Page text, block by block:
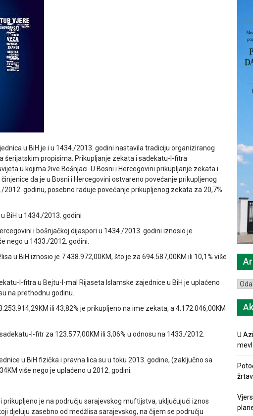
u BiH je i u 1434./2013. godini nastavila tradiciju organiziranog
propisima. Prikupljanje zekata i sadekatu-l-fitra
u kojima žive Bošnjaci. U Bosni i Hercegovini prikupljanje zekata i
da je u Bosni i Hercegovini ostvareno povećanje prikupljenog
godinu, posebno raduje povećanje prikupljenog zekata za 20,7%
BiH u 1434./2013. godini
i bošnjačkoj dijaspori u 1434./2013. godini iznosio je
nego u 1433./2012. godini.
u BiH iznosio je 7.438.972,00KM, što je za 694.587,00KM ili 10,1% više
l-fitra u Bejtu-l-mal Rijaseta Islamske zajednice u BiH je uplaćeno
na prethodnu godinu.
ili 43,82% je prikupljeno na ime zekata, a 4.172.046,00KM
l-fitr za 123.577,00KM ili 3,06% u odnosu na 1433./2012.
u BiH fizička i pravna lica su u toku 2013. godine, (zaključno sa
više nego je uplaćeno u 2012. godini.
je na području sarajevskog muftijstva, uključujući iznos
djeluju zasebno od medžlisa sarajevskog, na čijem se području
U